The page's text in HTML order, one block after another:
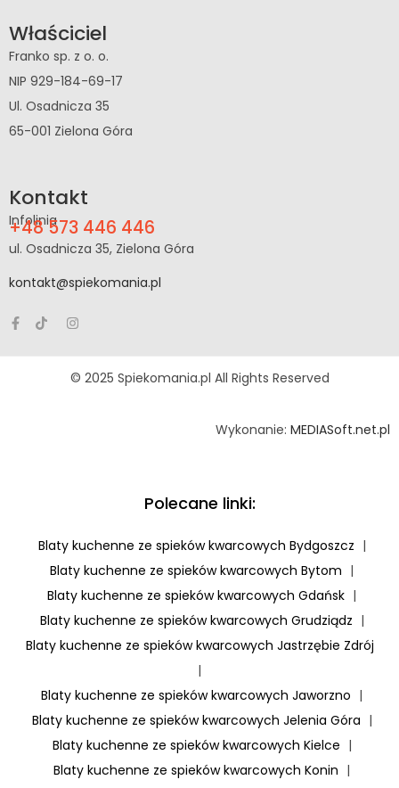
Właściciel
Franko sp. z o. o.
NIP 929-184-69-17
Ul. Osadnicza 35
65-001 Zielona Góra
Kontakt
Infolinia
+48 573 446 446
ul. Osadnicza 35, Zielona Góra
kontakt@spiekomania.pl
© 2025 Spiekomania.pl All Rights Reserved
Wykonanie: MEDIASoft.net.pl
Polecane linki:
Blaty kuchenne ze spieków kwarcowych Bydgoszcz |
Blaty kuchenne ze spieków kwarcowych Bytom |
Blaty kuchenne ze spieków kwarcowych Gdańsk |
Blaty kuchenne ze spieków kwarcowych Grudziądz |
Blaty kuchenne ze spieków kwarcowych Jastrzębie Zdrój
|
Blaty kuchenne ze spieków kwarcowych Jaworzno |
Blaty kuchenne ze spieków kwarcowych Jelenia Góra |
Blaty kuchenne ze spieków kwarcowych Kielce |
Blaty kuchenne ze spieków kwarcowych Konin |